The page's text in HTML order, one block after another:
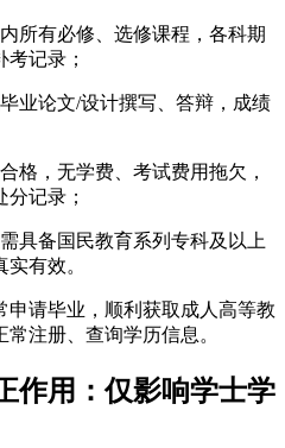
所有必修、选修课程，各科期
记录；
业论文/设计撰写、答辩，成绩
格，无学费、考试费用拖欠，
记录；
具备国民教育系列专科及以上
有效。
请毕业，顺利获取成人高等教
注册、查询学历信息。
作用：仅影响学士学